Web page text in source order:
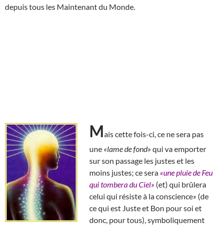
depuis tous les Maintenant du Monde.
Mais cette fois-ci, ce ne sera pas
une «lame de fond» qui va emporter
sur son passage les justes et les
moins justes; ce sera «une pluie de Feu
qui tombera du Ciel» (et) qui brûlera
celui qui résiste à la conscience» (de
ce qui est Juste et Bon pour soi et
donc, pour tous), symboliquement